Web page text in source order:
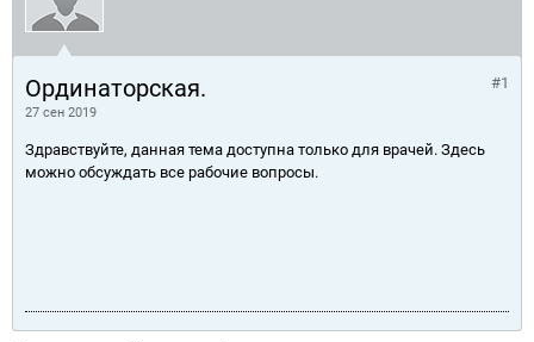
Ординаторская.
27 сен 2019
#1
Здравствуйте, данная тема доступна только для врачей. Здесь
можно обсуждать все рабочие вопросы.